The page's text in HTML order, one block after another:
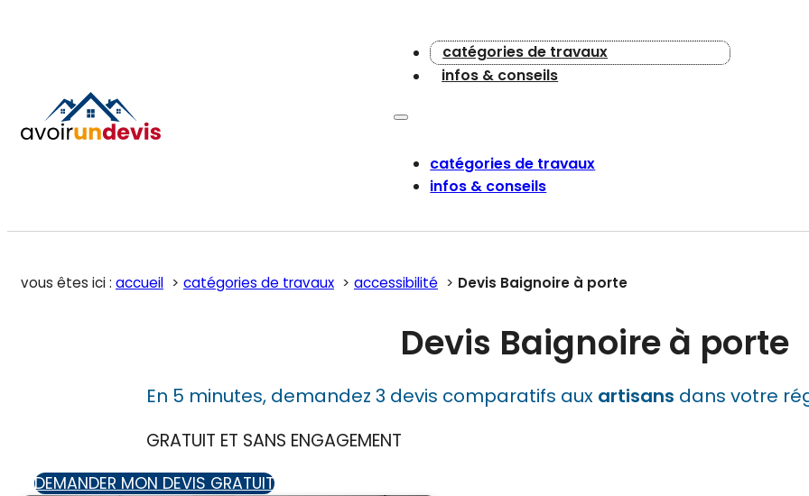
catégories de travaux
infos & conseils
catégories de travaux
infos & conseils
vous êtes ici : accueil catégories de travaux accessibilité Devis Baignoire à porte
Devis Baignoire à porte
En 5 minutes, demandez 3 devis comparatifs aux artisans dans votre
GRATUIT ET SANS ENGAGEMENT
DEMANDER MON DEVIS GRATUIT